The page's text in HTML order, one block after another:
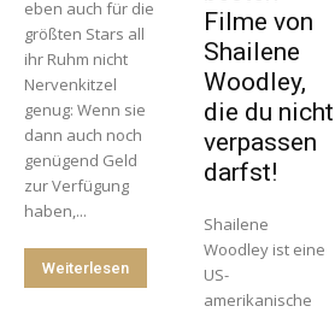
eben auch für die
größten Stars all
ihr Ruhm nicht
Nervenkitzel
genug: Wenn sie
dann auch noch
genügend Geld
zur Verfügung
haben,...
Weiterlesen
Filme von
Shailene
Woodley,
die du nicht
verpassen
darfst!
Shailene
Woodley ist eine
US-
amerikanische